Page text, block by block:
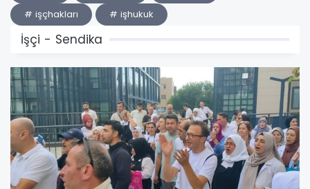
# işçhakları
# işhukuk
İşçi - Sendika